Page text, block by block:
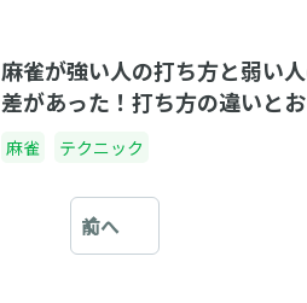
麻雀が強い人の打ち方と弱い
差があった！打ち方の違いと
麻雀 テクニック
前へ